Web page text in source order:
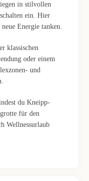
in stilvollen
ein. Hier
Energie tanken.
klassischen
oder einem
und
du Kneipp-
für den
Wellnessurlaub